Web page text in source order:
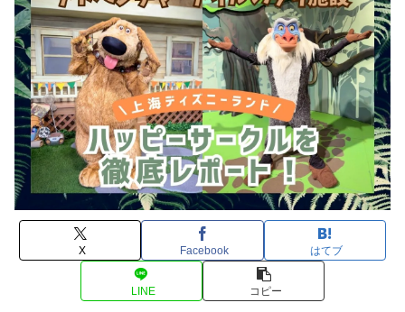
X Facebook はてブ
LINE コピー